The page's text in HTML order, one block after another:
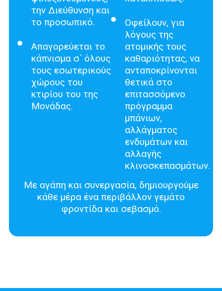
την Διεύθυνση και
το προσωπικό.
Απαγορεύεται το
κάπνισμα σ΄ όλους
τους εσωτερικούς
χώρους του
κτιρίου του της
Μονάδας.
Οφείλουν, για
λόγους της
ατομικής τους
καθαριότητας, να
ανταποκρίνονται
θετικά στο
επιτασσόμενο
πρόγραμμα
μπάνιων,
αλλάγματος
ενδυμάτων και
αλλαγής
κλινοσκεπασμάτων.
Με αγάπη και συνεργασία, δημιουργούμε
κάθε μέρα ένα περιβάλλον γεμάτο
φροντίδα και σεβασμό.